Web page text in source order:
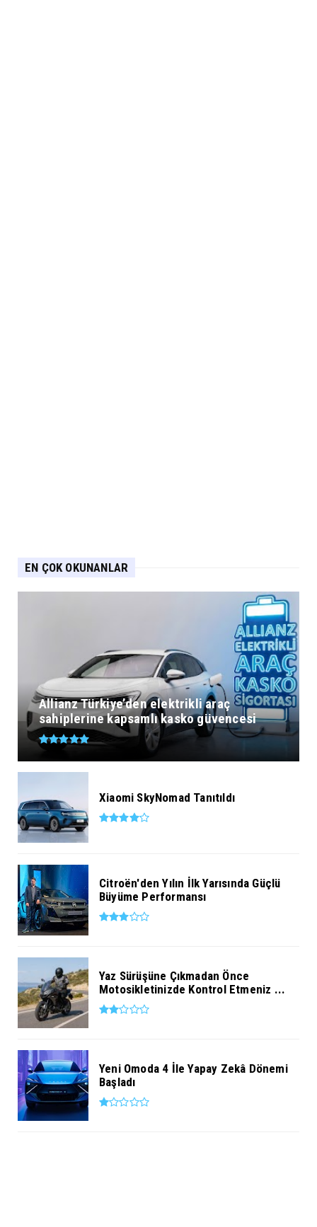
EN ÇOK OKUNANLAR
Allianz Türkiye’den elektrikli araç
sahiplerine kapsamlı kasko güvencesi
Xiaomi SkyNomad Tanıtıldı
Citroën'den Yılın İlk Yarısında Güçlü
Büyüme Performansı
Yaz Sürüşüne Çıkmadan Önce
Motosikletinizde Kontrol Etmeniz ...
Yeni Omoda 4 İle Yapay Zekâ Dönemi
Başladı